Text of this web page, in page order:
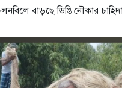
বাড়ছে ডিঙি নৌকার